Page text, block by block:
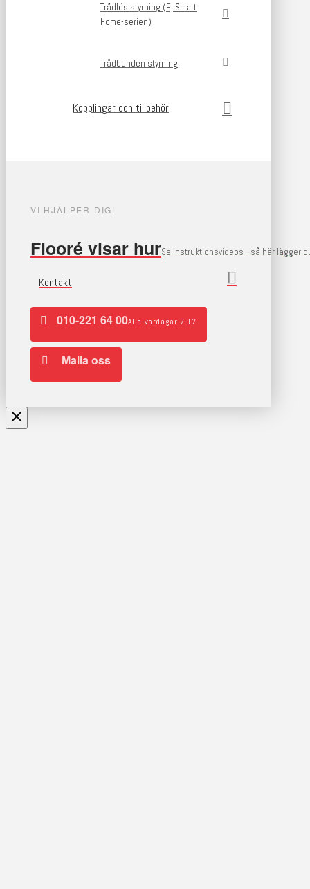
Trådlös styrning (Ej Smart
Home-serien)
Trådbunden styrning
Kopplingar och tillbehör
VI HJÄLPER DIG!
Flooré visar hurSe instruktionsvideos - så här lägger
Kontakt
010-221 64 00Alla vardagar 7-17
Maila oss